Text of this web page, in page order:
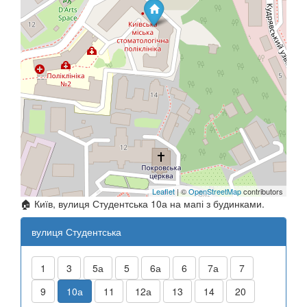
Leaflet | ©OpenStreetMapcontributors
🏠 Київ, вулиця Студентська 10а на мапі з будинками.
вулиця Студентська
1 3 5а 5 6а 6 7а
7
9
10а 11 12а 13 14 20